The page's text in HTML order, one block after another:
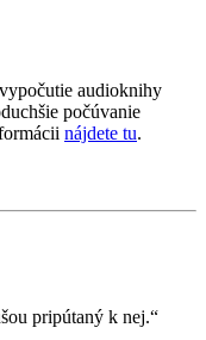
audioknihy
počúvanie
nájdete tu.
pripútaný k nej.